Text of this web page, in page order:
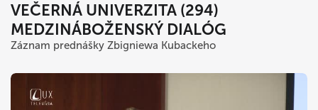
VEČERNÁ UNIVERZITA (294)
MEDZINÁBOŽENSKÝ DIALÓG
Záznam prednášky Zbigniewa Kubackeho